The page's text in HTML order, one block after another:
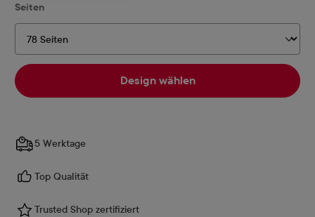
Seitenauswählen
Design wählen
5 Werktage
Top Qualität
Trusted Shop zertifiziert